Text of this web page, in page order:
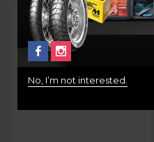
No, I’m not interested.